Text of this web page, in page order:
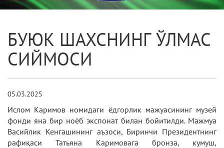
БУЮК ШАХСНИНГ ЎЛМАС
СИЙМОСИ
05.03.2025
Ислом Каримов номидаги ёдгорлик мажуасининг музей
фонди яна бир ноёб экспонат билан бойитилди. Мажмуа
Васийлик Кенгашининг аъзоси, Биринчи Президентнинг
рафиқаси Татьяна Каримовага бронза, кумуш,